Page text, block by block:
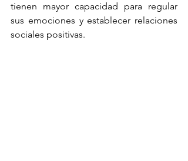
tienen mayor capacidad para regular
sus emociones y establecer relaciones
sociales positivas.